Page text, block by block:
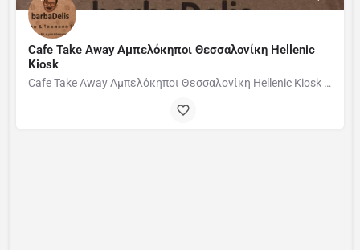
Cafe Take Away Αμπελόκηποι Θεσσαλονίκη Hellenic
Kiosk
Cafe Take Away Αμπελόκηποι Θεσσαλονίκη Hellenic Kiosk Σε εναν χώρο που λειτουργεί 27 χρόνια στους…